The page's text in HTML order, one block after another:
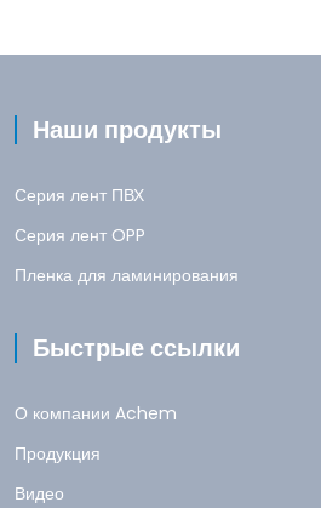
Наши продукты
Серия лент ПВХ
Серия лент OPP
Пленка для ламинирования
Быстрые ссылки
О компании Achem
Продукция
Видео